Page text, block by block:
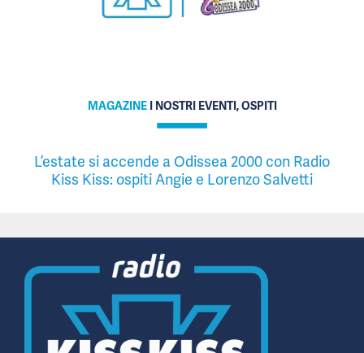
MAGAZINE I NOSTRI EVENTI, OSPITI
L’estate si accende a Odissea 2000 con Radio
Kiss Kiss: ospiti Angie e Lorenzo Salvetti